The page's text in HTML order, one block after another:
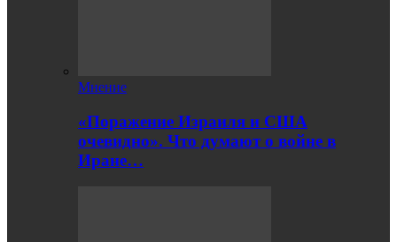
Мнение
«Поражение Израиля и США
очевидно». Что думают о войне в
Иране…